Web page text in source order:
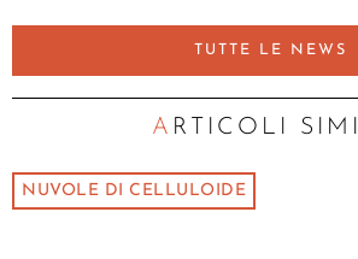
TUTTE LE NEWS
ARTICOLI
NUVOLE DI CELLULOIDE